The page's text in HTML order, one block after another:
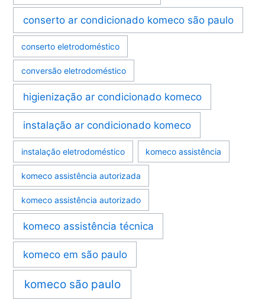
conserto ar condicionado komeco são paulo
conserto eletrodoméstico
conversão eletrodoméstico
higienização ar condicionado komeco
instalação ar condicionado komeco
instalação eletrodoméstico komeco assistência
komeco assistência autorizada
komeco assistência autorizado
komeco assistência técnica
komeco em são paulo
komeco são paulo